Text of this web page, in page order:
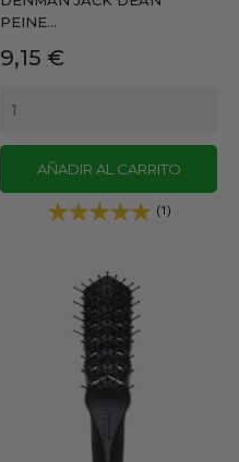
PEINE...
Precio
9,15 €
AÑADIR AL CARRITO
(1)